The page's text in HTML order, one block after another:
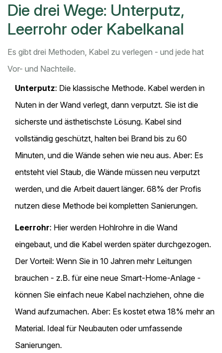
Die drei Wege: Unterputz,
Leerrohr oder Kabelkanal
Es gibt drei Methoden, Kabel zu verlegen - und jede hat
Vor- und Nachteile.
Unterputz: Die klassische Methode. Kabel werden in
Nuten in der Wand verlegt, dann verputzt. Sie ist die
sicherste und ästhetischste Lösung. Kabel sind
vollständig geschützt, halten bei Brand bis zu 60
Minuten, und die Wände sehen wie neu aus. Aber: Es
entsteht viel Staub, die Wände müssen neu verputzt
werden, und die Arbeit dauert länger. 68% der Profis
nutzen diese Methode bei kompletten Sanierungen.
Leerrohr: Hier werden Hohlrohre in die Wand
eingebaut, und die Kabel werden später durchgezogen.
Der Vorteil: Wenn Sie in 10 Jahren mehr Leitungen
brauchen - z.B. für eine neue Smart-Home-Anlage -
können Sie einfach neue Kabel nachziehen, ohne die
Wand aufzumachen. Aber: Es kostet etwa 18% mehr an
Material. Ideal für Neubauten oder umfassende
Sanierungen.